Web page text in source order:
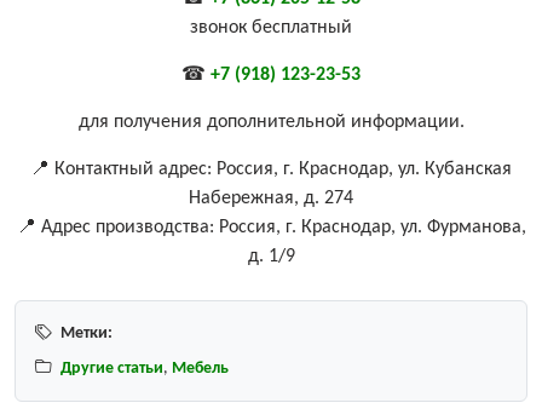
звонок бесплатный
☎ +7 (918) 123-23-53
для получения дополнительной информации.
📍 Контактный адрес: Россия, г. Краснодар, ул. Кубанская
Набережная, д. 274
📍 Адрес производства: Россия, г. Краснодар, ул. Фурманова,
д. 1/9
Метки:
Другие статьи, Мебель